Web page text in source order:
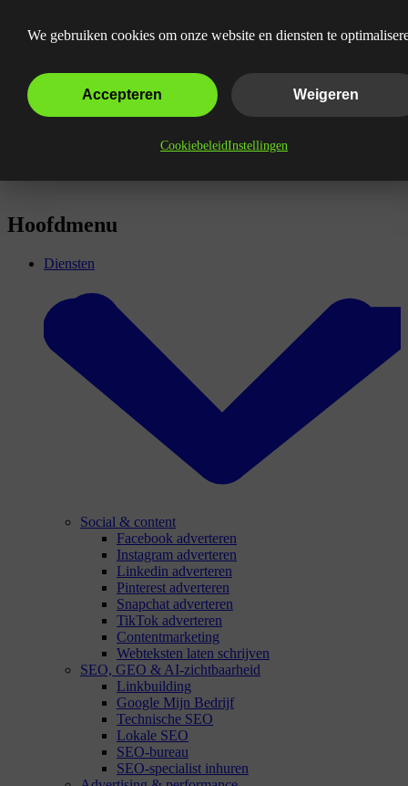
google shopping ads
Hoofdmenu
Diensten
Social & content
Facebook adverteren
Instagram adverteren
Linkedin adverteren
Pinterest adverteren
Snapchat adverteren
TikTok adverteren
Contentmarketing
Webteksten laten schrijven
SEO, GEO & AI-zichtbaarheid
Linkbuilding
Google Mijn Bedrijf
Technische SEO
Lokale SEO
SEO-bureau
SEO-specialist inhuren
We gebruiken cookies om onze website en diensten te
Accepteren Weigeren
CookiebeleidInstellingen